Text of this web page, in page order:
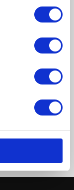
tristique,